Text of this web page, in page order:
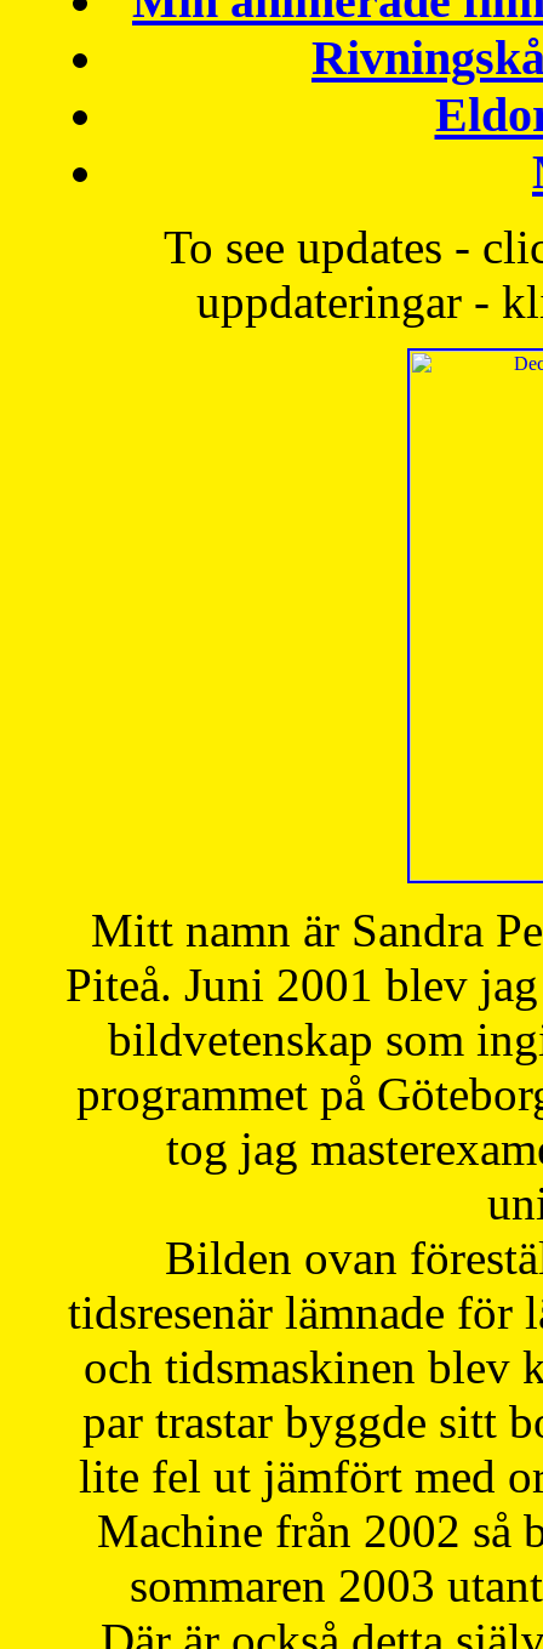
To see updates -
uppdateringar -
Mitt namn är Sandra
Piteå. Juni 2001 blev
bildvetenskap som
programmet på
tog jag
Bilden ovan
tidsresenär lämnade för
och tidsmaskinen blev
par trastar byggde sitt
lite fel ut jämfört med
Machine från 2002 så
sommaren 2003